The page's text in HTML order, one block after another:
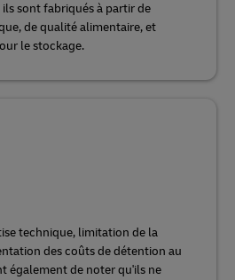
sont fabriqués à partir de
de qualité alimentaire, et
le stockage.
technique, limitation de la
des coûts de détention au
également de noter qu'ils ne